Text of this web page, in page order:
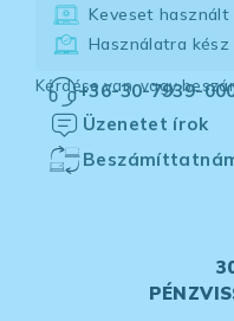
Keveset használt
Használatra kész
Kérdése van, vagy
+36-30-7939-
Üzenetet írok